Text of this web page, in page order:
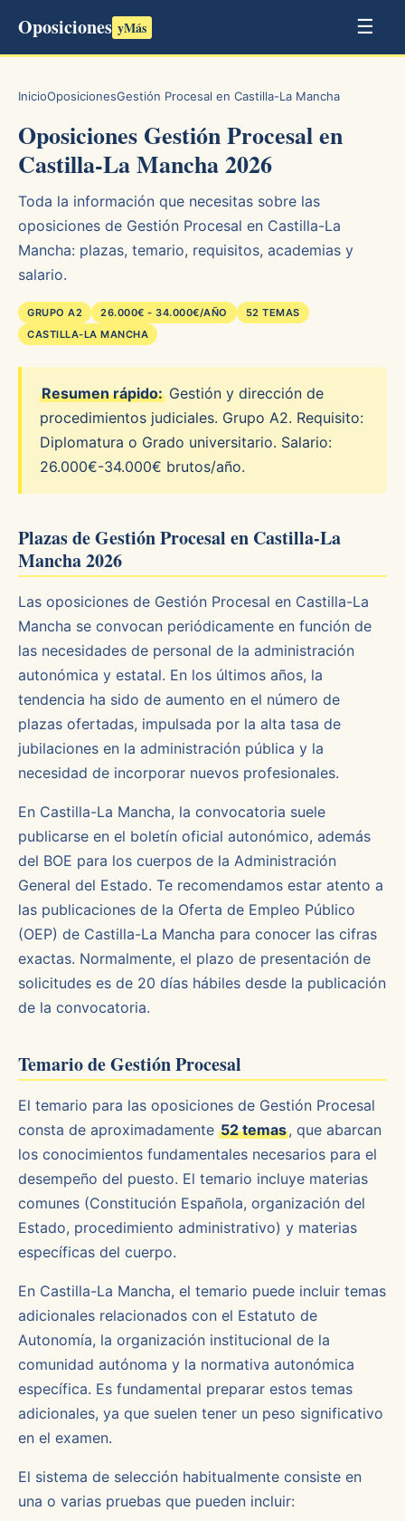
Oposiciones yMás ☰
InicioOposicionesGestión Procesal en Castilla-La Mancha
Oposiciones Gestión Procesal en
Castilla-La Mancha 2026
Toda la información que necesitas sobre las
oposiciones de Gestión Procesal en Castilla-La
Mancha: plazas, temario, requisitos, academias y
salario.
GRUPO A2 26.000€ - 34.000€/AÑO
52 TEMAS
CASTILLA-LA MANCHA
Resumen rápido: Gestión y dirección de
procedimientos judiciales. Grupo A2. Requisito:
Diplomatura o Grado universitario. Salario:
26.000€-34.000€ brutos/año.
Plazas de Gestión Procesal en Castilla-La
Mancha 2026
Las oposiciones de Gestión Procesal en Castilla-La
Mancha se convocan periódicamente en función de
las necesidades de personal de la administración
autonómica y estatal. En los últimos años, la
tendencia ha sido de aumento en el número de
plazas ofertadas, impulsada por la alta tasa de
jubilaciones en la administración pública y la
necesidad de incorporar nuevos profesionales.
En Castilla-La Mancha, la convocatoria suele
publicarse en el boletín oficial autonómico, además
del BOE para los cuerpos de la Administración
General del Estado. Te recomendamos estar atento a
las publicaciones de la Oferta de Empleo Público
(OEP) de Castilla-La Mancha para conocer las cifras
exactas. Normalmente, el plazo de presentación de
solicitudes es de 20 días hábiles desde la publicación
de la convocatoria.
Temario de Gestión Procesal
El temario para las oposiciones de Gestión Procesal
consta de aproximadamente 52 temas, que abarcan
los conocimientos fundamentales necesarios para el
desempeño del puesto. El temario incluye materias
comunes (Constitución Española, organización del
Estado, procedimiento administrativo) y materias
específicas del cuerpo.
En Castilla-La Mancha, el temario puede incluir temas
adicionales relacionados con el Estatuto de
Autonomía, la organización institucional de la
comunidad autónoma y la normativa autonómica
específica. Es fundamental preparar estos temas
adicionales, ya que suelen tener un peso significativo
en el examen.
El sistema de selección habitualmente consiste en
una o varias pruebas que pueden incluir: